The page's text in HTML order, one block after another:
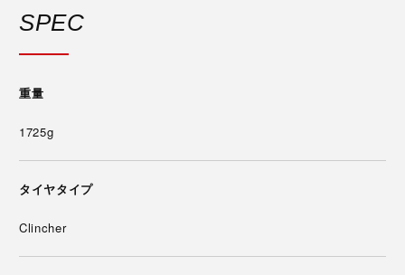
SPEC
重量
1725g
タイヤタイプ
Clincher